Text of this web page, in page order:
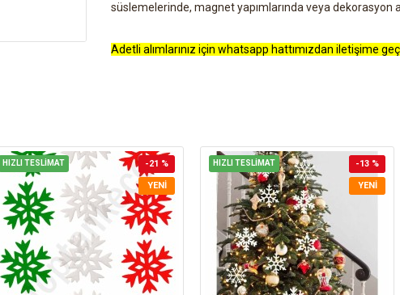
süslemelerinde, magnet yapımlarında veya dekorasyon
Adetli alımlarınız için whatsapp hattımızdan iletişime
HIZLI TESLİMAT
YENI
-21 % HIZLI TESLİMAT
YENI
-13 %